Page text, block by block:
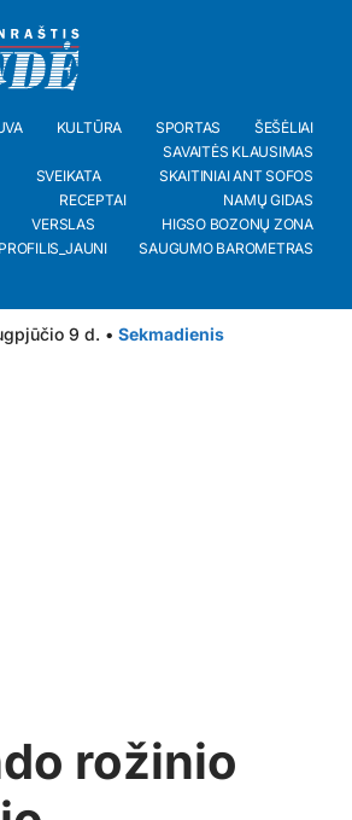
KULTŪRA SPORTAS
ŠEŠĖLIAI
SAVAITĖS KLAUSIMAS
SVEIKATA
SKAITINIAI ANT SOFOS
RECEPTAI
NAMŲ GIDAS
VERSLAS
HIGSO BOZONŲ ZONA
PROFILIS_JAUNI
SAUGUMO BAROMETRAS
9 d. • Sekmadienis
rožinio